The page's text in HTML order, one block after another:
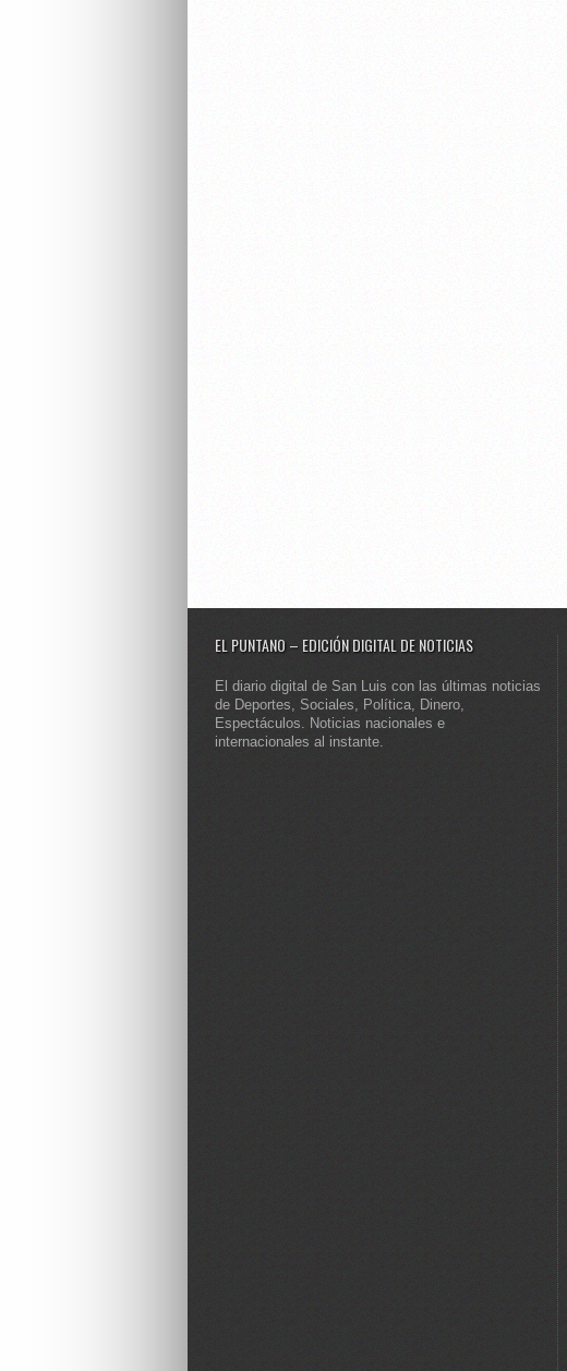
EL PUNTANO – EDICIÓN DIGITAL DE NOTICIAS
El diario digital de San Luis con las últimas noticias
de Deportes, Sociales, Política, Dinero,
Espectáculos. Noticias nacionales e
internacionales al instante.